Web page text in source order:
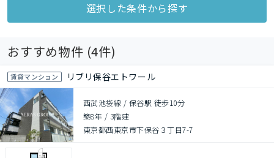
選択した条件から探す
おすすめ物件 (4件)
賃貸マンション リブリ保谷エトワール
西武池袋線 / 保谷駅 徒歩10分
築8年 / 3階建
東京都西東京市下保谷３丁目7-7